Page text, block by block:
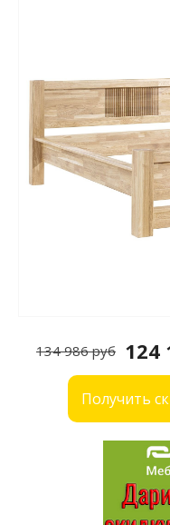
124
134 986 руб
Получить